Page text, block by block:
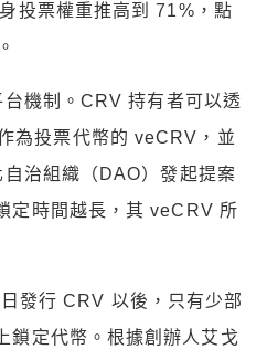
投票權重推高到 71%，點
機制。CRV 持有者可以透
為投票代幣的 veCRV，並
治組織（DAO）發起提案
定時間越長，其 veCRV 所
發行 CRV 以後，只有少部
鎖定代幣。根據創辦人艾戈